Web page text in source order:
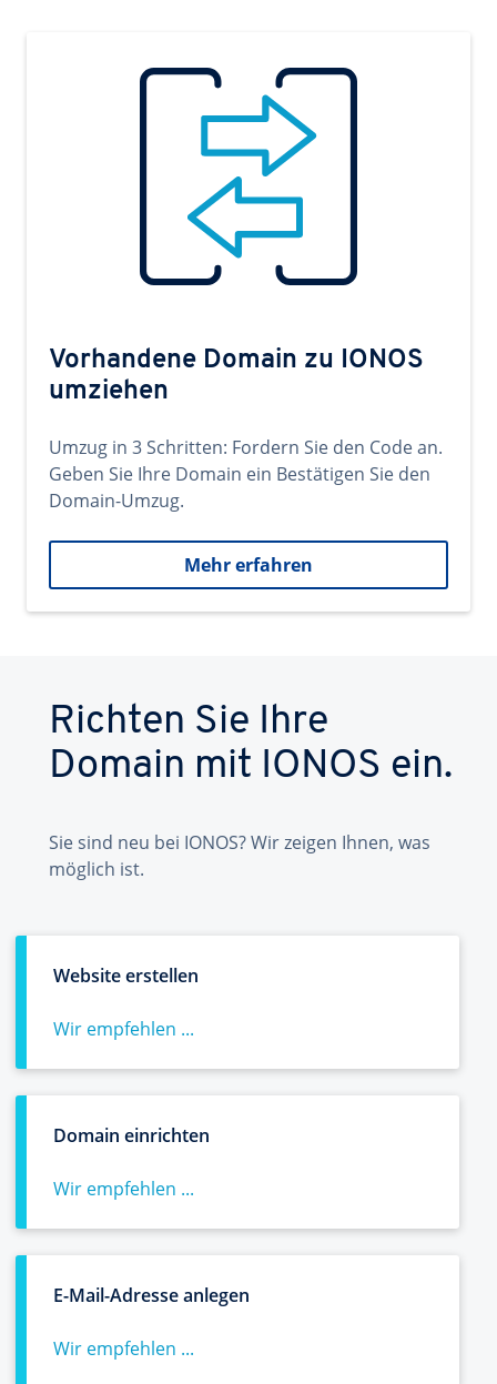
Vorhandene Domain zu IONOS
umziehen
Umzug in 3 Schritten: Fordern Sie den Code an.
Geben Sie Ihre Domain ein Bestätigen Sie den
Domain-Umzug.
Mehr erfahren
Richten Sie Ihre
Domain mit IONOS ein.
Sie sind neu bei IONOS? Wir zeigen Ihnen, was
möglich ist.
Website erstellen
Wir empfehlen ...
Domain einrichten
Wir empfehlen ...
E-Mail-Adresse anlegen
Wir empfehlen ...